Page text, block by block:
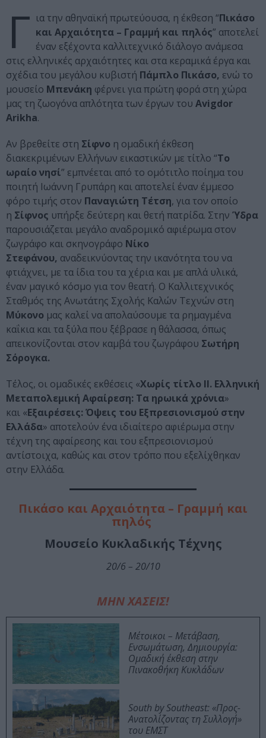
Γ ια την αθηναϊκή πρωτεύουσα, η έκθεση “Πικάσο
και Αρχαιότητα – Γραμμή και πηλός” αποτελεί
έναν εξέχοντα καλλιτεχνικό διάλογο ανάμεσα
στις ελληνικές αρχαιότητες και στα κεραμικά έργα και
σχέδια του μεγάλου κυβιστή Πάμπλο Πικάσο, ενώ το
μουσείο Μπενάκη φέρνει για πρώτη φορά στη χώρα
μας τη ζωογόνα απλότητα των έργων του Avigdor
Arikha.
Αν βρεθείτε στη Σίφνο η ομαδική έκθεση
διακεκριμένων Ελλήνων εικαστικών με τίτλο “Το
ωραίο νησί” εμπνέεται από το ομότιτλο ποίημα του
ποιητή Ιωάννη Γρυπάρη και αποτελεί έναν έμμεσο
φόρο τιμής στον Παναγιώτη Τέτση, για τον οποίο
η Σίφνος υπήρξε δεύτερη και θετή πατρίδα. Στην Ύδρα
παρουσιάζεται μεγάλο αναδρομικό αφιέρωμα στον
ζωγράφο και σκηνογράφο Νίκο
Στεφάνου, αναδεικνύοντας την ικανότητα του να
φτιάχνει, με τα ίδια του τα χέρια και με απλά υλικά,
έναν μαγικό κόσμο για τον θεατή. Ο Καλλιτεχνικός
Σταθμός της Ανωτάτης Σχολής Καλών Τεχνών στη
Μύκονο μας καλεί να απολαύσουμε τα ρημαγμένα
καΐκια και τα ξύλα που ξέβρασε η θάλασσα, όπως
απεικονίζονται στον καμβά του ζωγράφου Σωτήρη
Σόρογκα.
Τέλος, οι ομαδικές εκθέσεις «Χωρίς τίτλο ΙΙ. Ελληνική
Μεταπολεμική Αφαίρεση: Τα ηρωικά χρόνια»
και «Εξαιρέσεις: Όψεις του Εξπρεσιονισμού στην
Ελλάδα» αποτελούν ένα ιδιαίτερο αφιέρωμα στην
τέχνη της αφαίρεσης και του εξπρεσιονισμού
αντίστοιχα, καθώς και στον τρόπο που εξελίχθηκαν
στην Ελλάδα.
Πικάσο και Αρχαιότητα – Γραμμή και
πηλός
Μουσείο Κυκλαδικής Τέχνης
20/6 – 20/10
ΜΗΝ ΧΑΣΕΙΣ!
Μέτοικοι – Μετάβαση,
Ενσωμάτωση, Δημιουργία:
Ομαδική έκθεση στην
Πινακοθήκη Κυκλάδων
South by Southeast: «Προς-
Ανατολίζοντας τη Συλλογή»
του ΕΜΣΤ